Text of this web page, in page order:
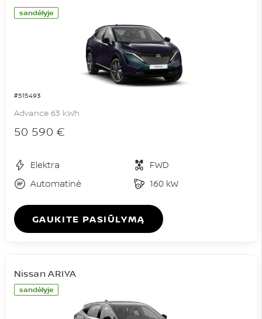
sandėlyje
#515493
Advance 63 kWh
50 590 €
Elektra
FWD
Automatinė
160 kW
GAUKITE PASIŪLYMĄ
sandėlyje
Nissan ARIYA